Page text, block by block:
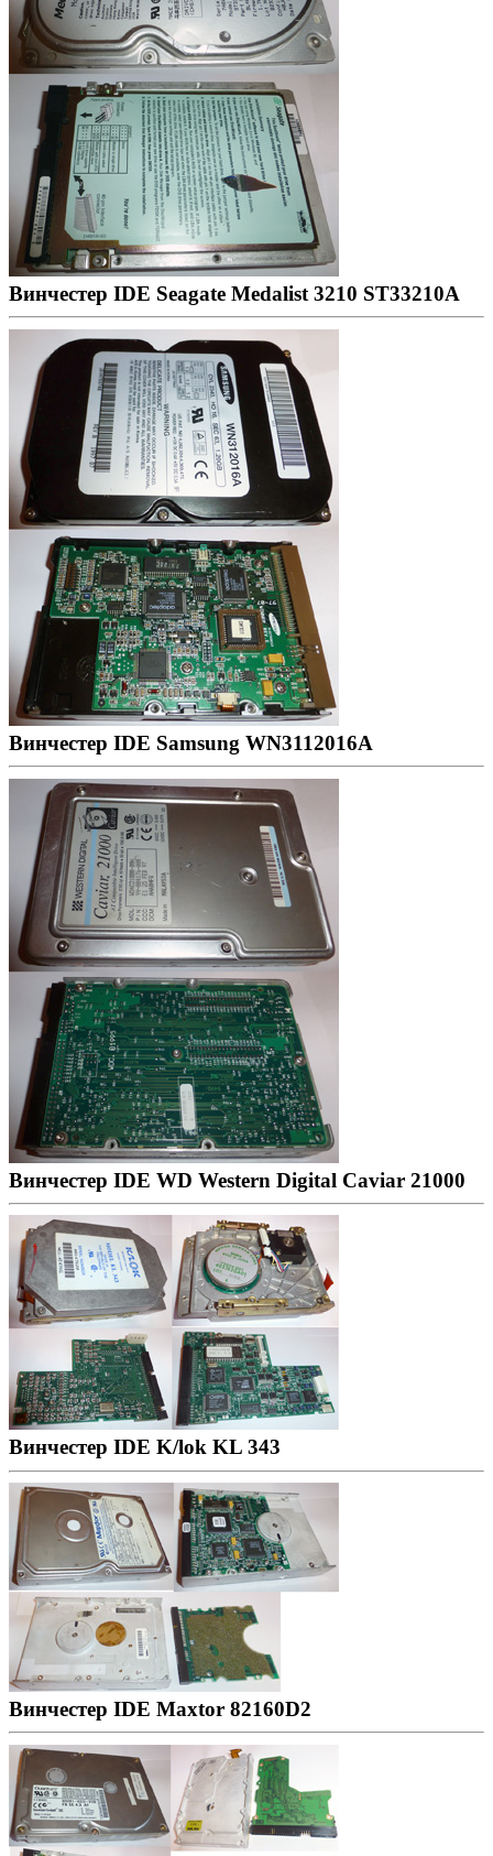
Винчестер IDE Seagate Medalist 3210 ST33210A
Винчестер IDE Samsung WN3112016A
Винчестер IDE WD Western Digital Caviar 21000
Винчестер IDE K/lok KL 343
Винчестер IDE Maxtor 82160D2